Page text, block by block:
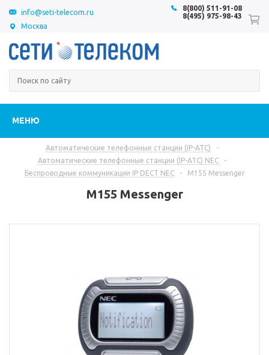
Москва
8(800) 511-91-08
8(495) 975-98-43
info@seti-telecom.ru
МЕНЮ
Автоматические телефонные станции (IP-АТС)
-
Автоматические телефонные станции (IP-АТС) NEC
-
Беспроводные коммуникации IP DECT NEC
- M155 Messenger
M155 Messenger